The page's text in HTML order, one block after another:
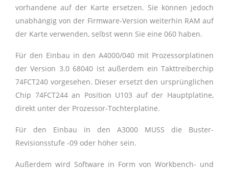
vorhandene auf der Karte ersetzen. Sie können jedoch
unabhängig von der Firmware-Version weiterhin RAM auf
der Karte verwenden, selbst wenn Sie eine 060 haben.
Für den Einbau in den A4000/040 mit Prozessorplatinen
der Version 3.0 68040 ist außerdem ein Takttreiberchip
74FCT240 vorgesehen. Dieser ersetzt den ursprünglichen
Chip 74FCT244 an Position U103 auf der Hauptplatine,
direkt unter der Prozessor-Tochterplatine.
Für den Einbau in den A3000 MUSS die Buster-
Revisionsstufe -09 oder höher sein.
Außerdem wird Software in Form von Workbench- und